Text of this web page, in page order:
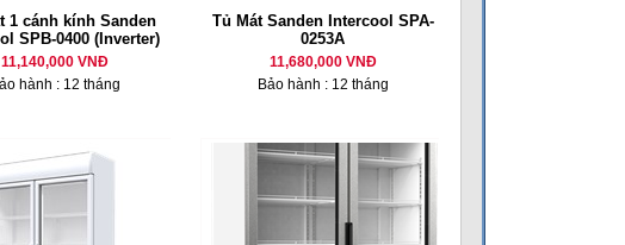
1 cánh kính Sanden
SPB-0400 (Inverter)
11,140,000 VNĐ
hành : 12 tháng
Tủ Mát Sanden Intercool SPA-
0253A
11,680,000 VNĐ
Bảo hành : 12 tháng